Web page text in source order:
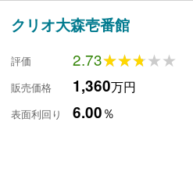
クリオ大森壱番館
評価 2.73★★★★★
★★★★★
販売価格 1,360万円
表面利回り 6.00％